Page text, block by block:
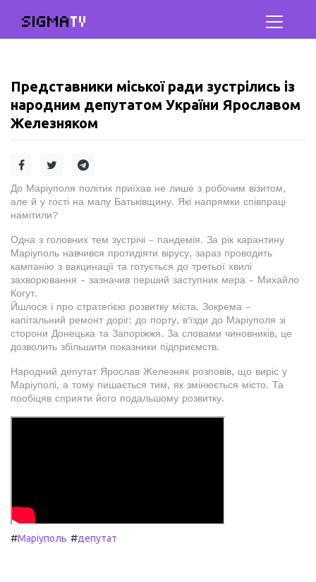
SIGMATV
Представники міської ради зустрілись із
народним депутатом України Ярославом
Железняком
До Маріуполя політик приїхав не лише з робочим візитом,
але й у гості на малу Батьківщину. Які напрямки співпраці
намітили?
Одна з головних тем зустрічі - пандемія. За рік карантину
Маріуполь навчився протидіяти вірусу, зараз проводить
кампанію з вакцинації та готується до третьої хвилі
захворювання - зазначив перший заступник мера - Михайло
Когут.
Йшлося і про стратегією розвитку міста. Зокрема -
капітальний ремонт доріг: до порту, в'їзди до Маріуполя зі
сторони Донецька та Запоріжжя. За словами чиновників, це
дозволить збільшити показники підприємств.
Народний депутат Ярослав Железняк розповів, що виріс у
Маріуполі, а тому пишається тим, як змінюється місто. Та
пообіцяв сприяти його подальшому розвитку.
#Маріуполь #депутат